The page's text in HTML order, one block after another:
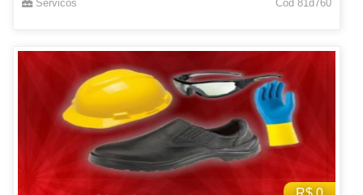
Servicos Cod 81d760